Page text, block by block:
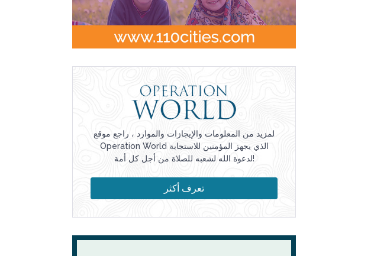
لمزيد من المعلومات والإيجازات والموارد ، راجع موقع
Operation World الذي يجهز المؤمنين للاستجابة
لدعوة الله لشعبه للصلاة من أجل كل أمة!
تعرف أكثر